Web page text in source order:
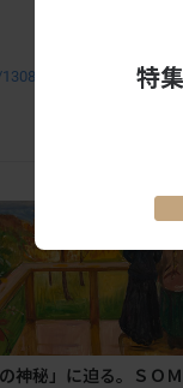
の神秘」に迫る。ＳＯ
特